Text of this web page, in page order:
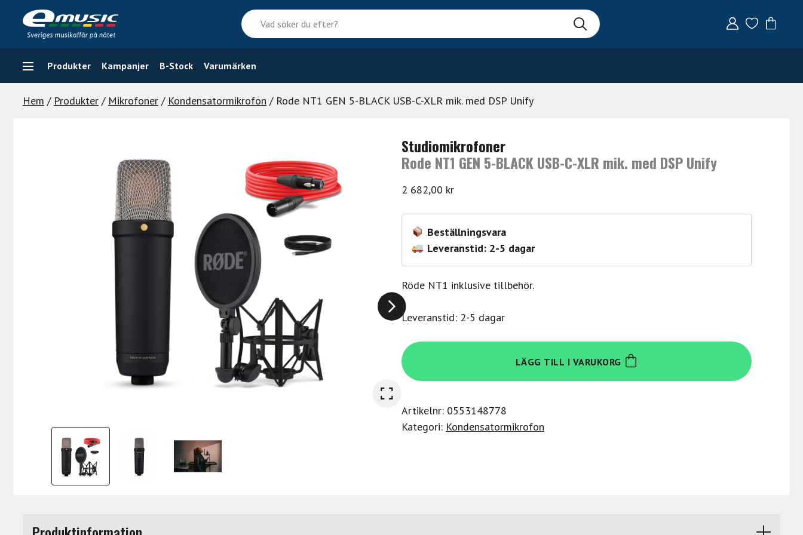
content
Vad
söker
du
efter?
Produkter Kampanjer B-Stock Varumärken
Hem / Produkter / Mikrofoner / Kondensatormikrofon / Rode NT1 GEN 5-BLACK USB-C-XLR mik. med DSP Unify
Studiomikrofoner
Rode NT1 GEN 5-BLACK USB-C-XLR mik. med DSP Unify
2 682,00 kr
Beställningsvara
Leveranstid: 2-5 dagar
Röde NT1 inklusive tillbehör.
Leveranstid: 2-5 dagar
Rode
NT1
GEN
BLACK
USB-
LÄGG TILL I VARUKORG
Artikelnr: 0553148778
Kategori: Kondensatormikrofon